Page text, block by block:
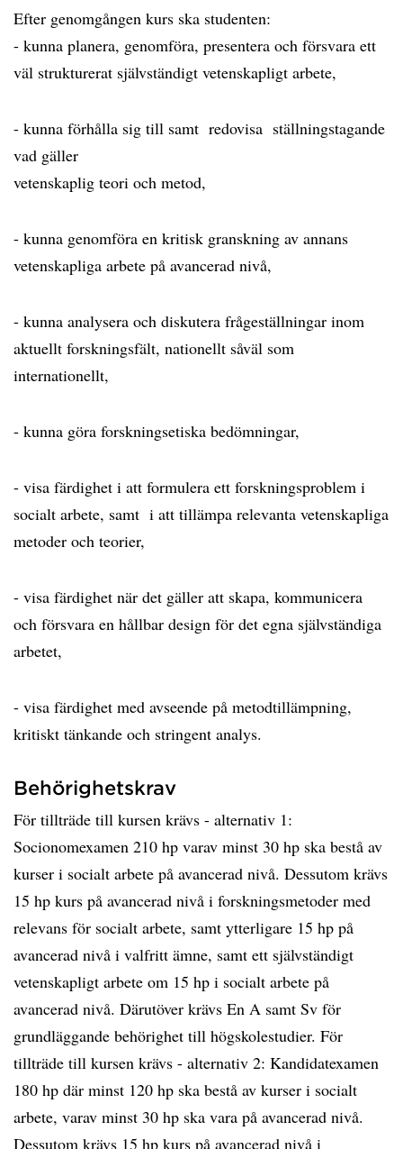
Efter genomgången kurs ska studenten:
- kunna planera, genomföra, presentera och försvara ett
väl strukturerat självständigt vetenskapligt arbete,
- kunna förhålla sig till samt redovisa ställningstagande
vad gäller
vetenskaplig teori och metod,
- kunna genomföra en kritisk granskning av annans
vetenskapliga arbete på avancerad nivå,
- kunna analysera och diskutera frågeställningar inom
aktuellt forskningsfält, nationellt såväl som
internationellt,
- kunna göra forskningsetiska bedömningar,
- visa färdighet i att formulera ett forskningsproblem i
socialt arbete, samt i att tillämpa relevanta vetenskapliga
metoder och teorier,
- visa färdighet när det gäller att skapa, kommunicera
och försvara en hållbar design för det egna självständiga
arbetet,
- visa färdighet med avseende på metodtillämpning,
kritiskt tänkande och stringent analys.
Behörighetskrav
För tillträde till kursen krävs - alternativ 1:
Socionomexamen 210 hp varav minst 30 hp ska bestå av
kurser i socialt arbete på avancerad nivå. Dessutom krävs
15 hp kurs på avancerad nivå i forskningsmetoder med
relevans för socialt arbete, samt ytterligare 15 hp på
avancerad nivå i valfritt ämne, samt ett självständigt
vetenskapligt arbete om 15 hp i socialt arbete på
avancerad nivå. Därutöver krävs En A samt Sv för
grundläggande behörighet till högskolestudier. För
tillträde till kursen krävs - alternativ 2: Kandidatexamen
180 hp där minst 120 hp ska bestå av kurser i socialt
arbete, varav minst 30 hp ska vara på avancerad nivå.
Dessutom krävs 15 hp kurs på avancerad nivå i